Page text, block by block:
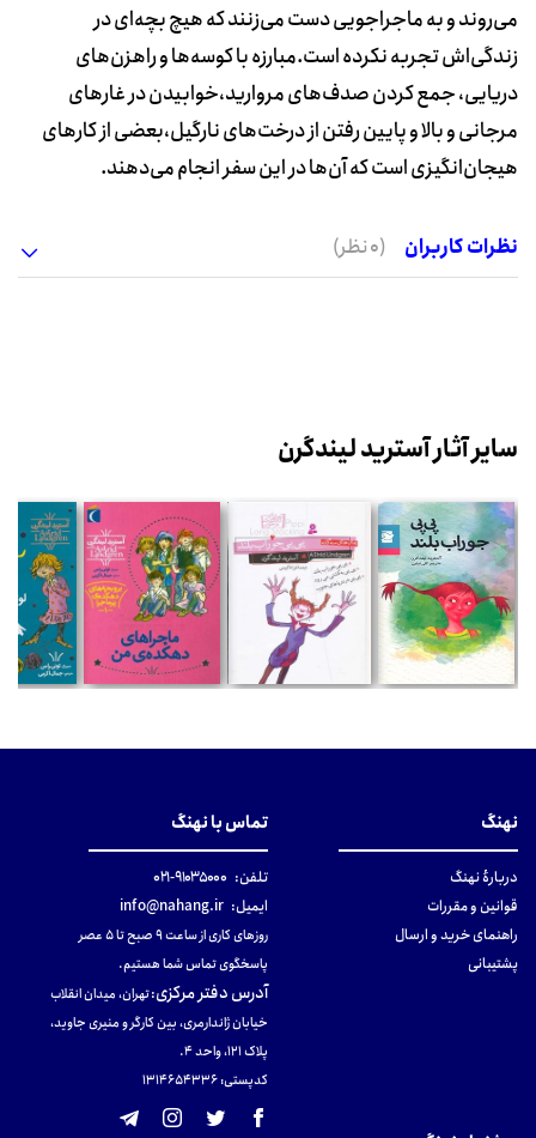
می‌روند و به ماجراجویی دست می‌زنند که هیچ بچه‌ای در
زندگی‌اش تجربه نکرده است.مبارزه با کوسه‌ها و راهزن‌های
دریایی، جمع کردن صدف‌های مروارید،خوابیدن در غار‌های
مرجانی و بالا و پایین رفتن از درخت‌های نارگیل،بعضی از کار‌های
هیجان‌انگیزی است که آن‌ها در این سفر انجام می‌دهند.
نظرات کاربران (0 نظر)
سایر آثار آسترید لیندگرن
نهنگ
دربارهٔ نهنگ
قوانین و مقررات
راهنمای خرید و ارسال
پشتیبانی
تماس با نهنگ
تلفن: ۹۱۰۳۵۰۰۰-۰۲۱
ایمیل: info@nahang.ir
روزهای کاری از ساعت ۹ صبح تا ۵ عصر
پاسخگوی تماس شما هستیم.
آدرس دفتر مرکزی:تهران، میدان انقلاب
خیابان ژاندارمری، بین کارگر و منیری جاوید،
پلاک 121، واحد ۴.
کدپستی: 131465433۶